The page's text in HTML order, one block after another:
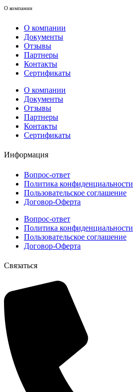
О компании
О компании
Документы
Отзывы
Партнеры
Контакты
Сертификаты
О компании
Документы
Отзывы
Партнеры
Контакты
Сертификаты
Информация
Вопрос-ответ
Политика конфиденциальности
Пользовательское соглашение
Договор-Оферта
Вопрос-ответ
Политика конфиденциальности
Пользовательское соглашение
Договор-Оферта
Cвязаться